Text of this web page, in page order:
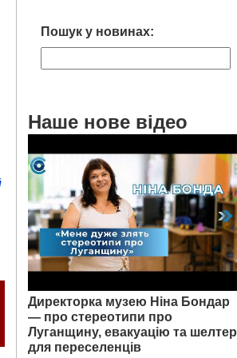
Пошук у новинах:
Наше нове відео
Директорка музею Ніна Бондар
— про стереотипи про
Луганщину, евакуацію та шелтер
для переселенців